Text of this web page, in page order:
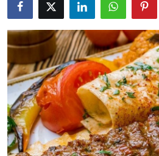
İçecek Kültürü & Barista
Yöresel Tarifler & Ev Yemekleri
Gıda Güvenliği & Sağlık
İçecek Kültürü & Rehberleri
Popüler Kültür & Mutfak Tarihi
Mutfak Temizliği & Pratik Bilgiler